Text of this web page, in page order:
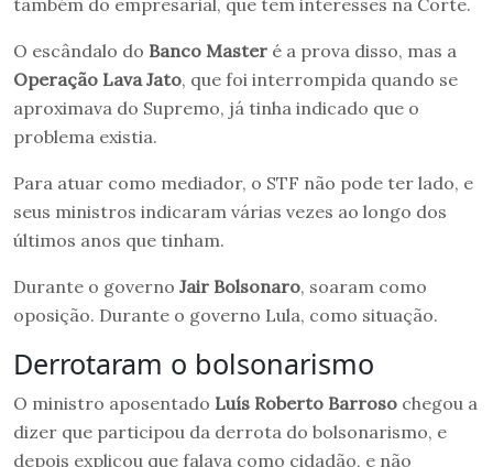
O escândalo do Banco Master é a prova disso, mas a
Operação Lava Jato, que foi interrompida quando se
aproximava do Supremo, já tinha indicado que o
problema existia.
Para atuar como mediador, o STF não pode ter lado, e
seus ministros indicaram várias vezes ao longo dos
últimos anos que tinham.
Durante o governo Jair Bolsonaro, soaram como
oposição. Durante o governo Lula, como situação.
Derrotaram o bolsonarismo
O ministro aposentado Luís Roberto Barroso chegou a
dizer que participou da derrota do bolsonarismo, e
depois explicou que falava como cidadão, e não